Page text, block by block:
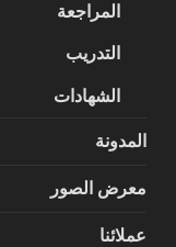
المراجعة
التدريب
الشهادات
المدونة
معرض الصور
عملائنا